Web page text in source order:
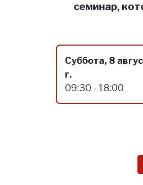
семинар,
Суббота, 8
г.
09:30 - 18:00